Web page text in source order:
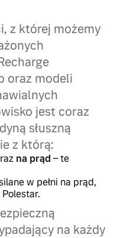
z której możemy
oraz modeli
jest coraz
słuszną
z którą:
na prąd – te
w pełni na prąd,
na każdy